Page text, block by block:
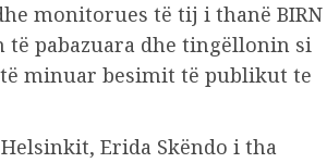
monitorues të tij i thanë BIRN
pabazuara dhe tingëllonin si
minuar besimit të publikut te
Erida Skëndo i tha